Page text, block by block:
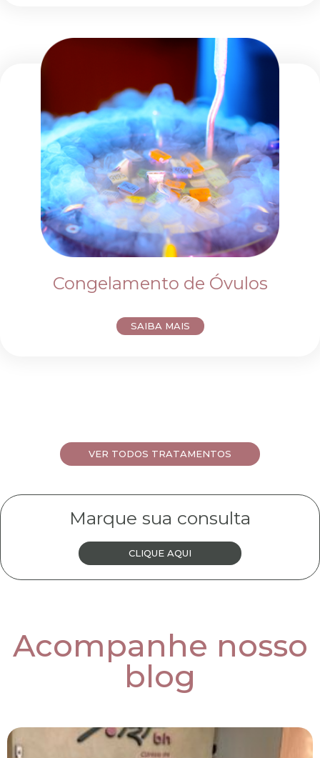
Congelamento de Óvulos
SAIBA MAIS
VER TODOS TRATAMENTOS
Marque sua consulta
CLIQUE AQUI
Acompanhe nosso
blog